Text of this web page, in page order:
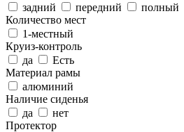
задний
передний
полный
Количество мест
1-местный
Круиз-контроль
да
Есть
Материал рамы
алюминий
Наличие сиденья
да
нет
Протектор